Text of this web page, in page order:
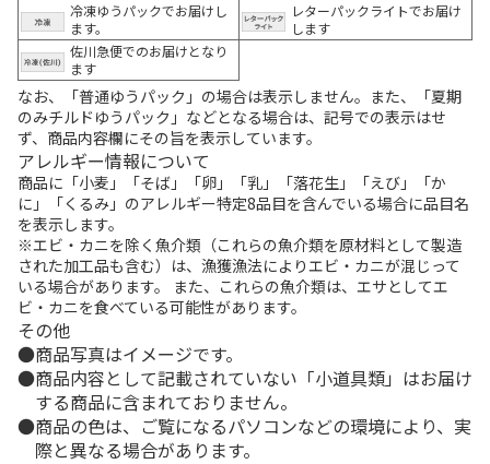
冷凍ゆうパックでお届けし
ます。
レターパックライトでお届け
します
佐川急便でのお届けとなり
ます
なお、「普通ゆうパック」の場合は表示しません。また、「夏期
のみチルドゆうパック」などとなる場合は、記号での表示はせ
ず、商品内容欄にその旨を表示しています。
アレルギー情報について
商品に「小麦」「そば」「卵」「乳」「落花生」「えび」「か
に」「くるみ」のアレルギー特定8品目を含んでいる場合に品目名
を表示します。
※エビ・カニを除く魚介類（これらの魚介類を原材料として製造
された加工品も含む）は、漁獲漁法によりエビ・カニが混じって
いる場合があります。 また、これらの魚介類は、エサとしてエ
ビ・カニを食べている可能性があります。
その他
商品写真はイメージです。
商品内容として記載されていない「小道具類」はお届け
する商品に含まれておりません。
商品の色は、ご覧になるパソコンなどの環境により、実
際と異なる場合があります。